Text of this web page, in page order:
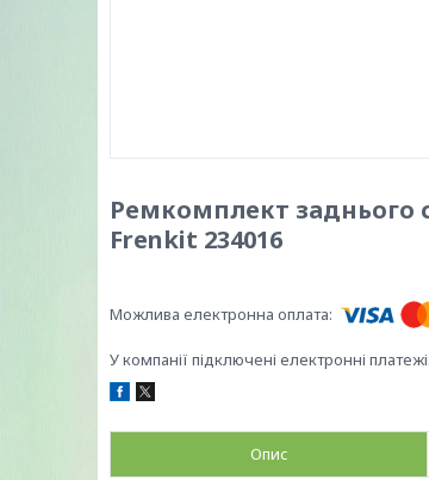
Ремкомплект заднього
Frenkit 234016
У компанії підключені електронні
Опис